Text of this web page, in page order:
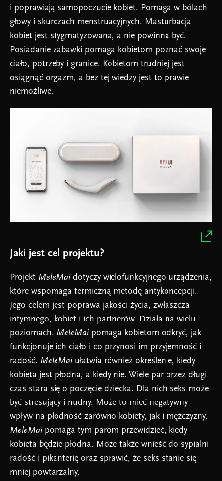
i poprawiają samopoczucie kobiet. Pomaga w bólach
głowy i skurczach menstruacyjnych. Masturbacja
kobiet jest stygmatyzowana, a nie powinna być.
Posiadanie zabawki pomaga kobietom poznać swoje
ciało, potrzeby i granice. Kobietom trudniej jest
osiągnąć orgazm, a bez tej wiedzy jest to prawie
niemożliwe.
Jaki jest cel projektu?
Projekt MeleMai dotyczy wielofunkcyjnego urządzenia,
które wspomaga termiczną metodę antykoncepcji.
Jego celem jest poprawa jakości życia, zwłaszcza
intymnego, kobiet i ich partnerów. Działa na wielu
poziomach. MeleMai pomaga kobietom odkryć, jak
funkcjonuje ich ciało i co przynosi im przyjemność i
radość. MeleMai ułatwia również określenie, kiedy
kobieta jest płodna, a kiedy nie. Wiele par przez długi
czas stara się o poczęcie dziecka. Dla nich seks może
być stresujący i nudny. Może to mieć negatywny
wpływ na płodność zarówno kobiety, jak i mężczyzny.
MeleMai pomaga tym parom przewidzieć, kiedy
kobieta będzie płodna. Może także wnieść do sypialni
radość i pikanterię oraz sprawić, że seks stanie się
mniej powtarzalny.